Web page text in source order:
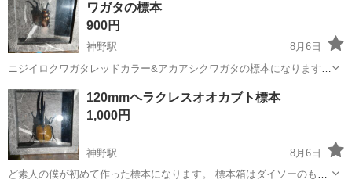
ワガタの標本
900円
神野駅
8月6日
ニジイロクワガタレッドカラー&アカアシクワガタの標本になります。
完全素人の作品ですので至らない部分があるかもしれませんがご了承
くださいその上でご購入された方にはおまけとしてプロゼリーを3つほ
どお付けします。 ペットショップ...
兵庫 加古川市 その他
120mmヘラクレスオオカブト標本
1,000円
神野駅
8月6日
ど素人の僕が初めて作った標本になります。 標本箱はダイソーのもの